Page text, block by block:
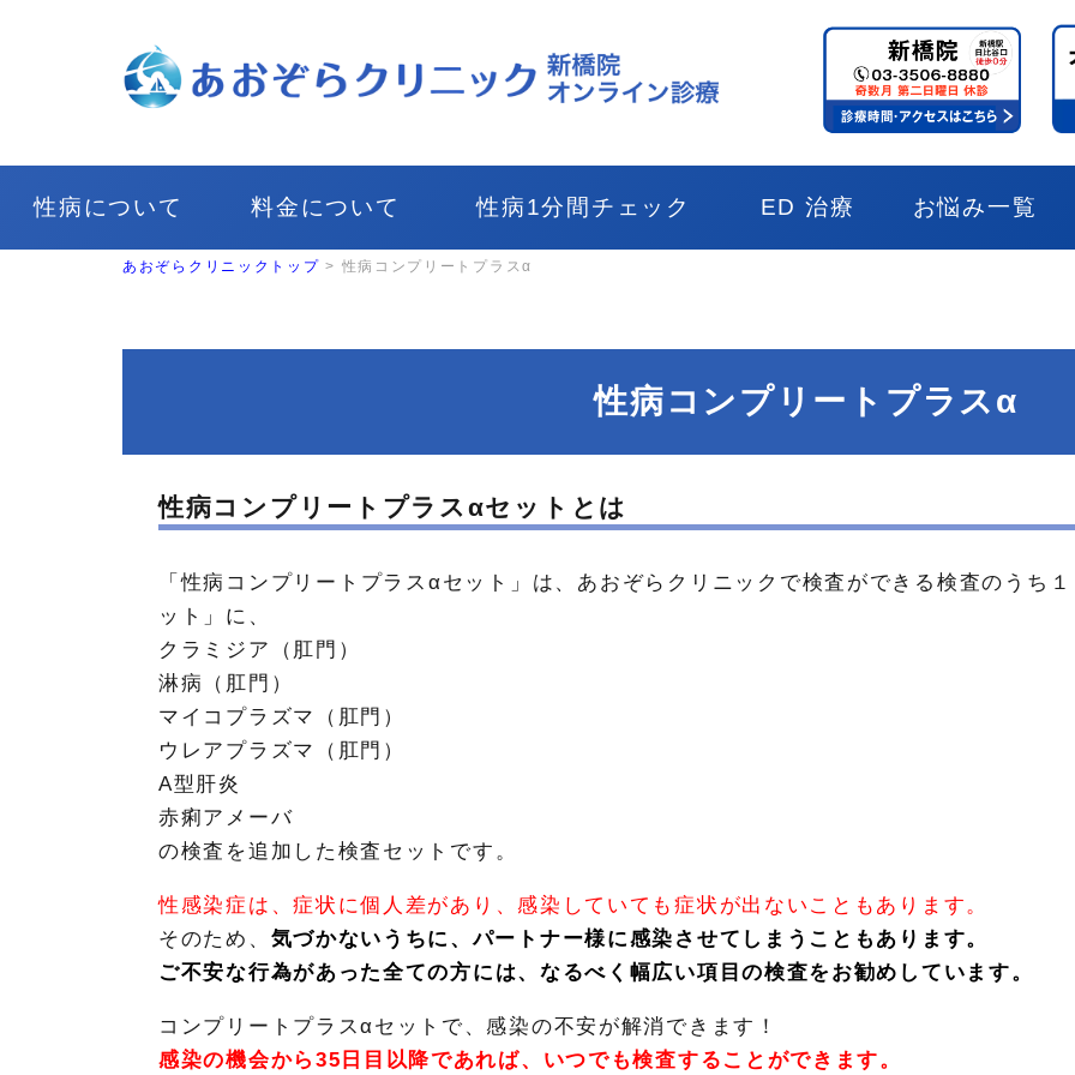
性病について 料金について 性病1分間チェック ED 治療 お悩み一覧
あおぞらクリニックトップ > 性病コンプリートプラスα
性病コンプリートプラスα
性病コンプリートプラスαセットとは
「性病コンプリートプラスαセット」は、あおぞらクリニックで検査ができる検査のうち
ット」に、
クラミジア（肛門）
淋病（肛門）
マイコプラズマ（肛門）
ウレアプラズマ（肛門）
A型肝炎
赤痢アメーバ
の検査を追加した検査セットです。
性感染症は、症状に個人差があり、感染していても症状が出ないこともあります。
そのため、 気づかないうちに、パートナー様に感染させてしまうこともあります。
ご不安な行為があった全ての方には、なるべく幅広い項目の検査をお勧めしています。
コンプリートプラスαセットで、感染の不安が解消できます！
感染の機会から35日目以降であれば、いつでも検査することができます。